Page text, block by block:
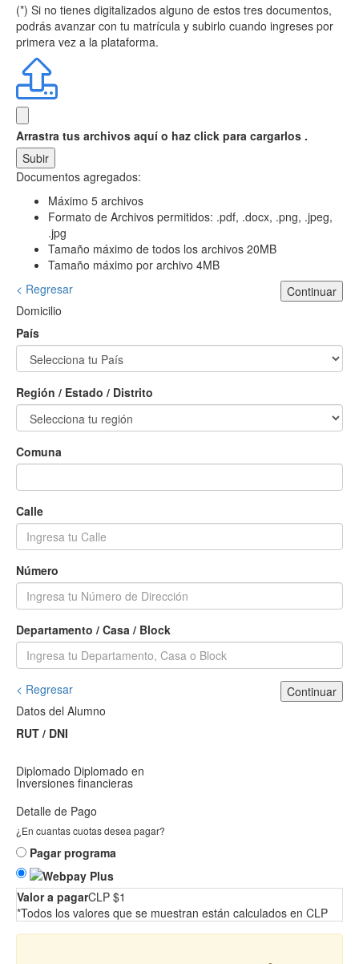
(*) Si no tienes digitalizados alguno de estos tres documentos,
podrás avanzar con tu matrícula y subirlo cuando ingreses por
primera vez a la plataforma.
Arrastra tus archivos aquí o haz click para cargarlos .
Subir
Documentos agregados:
Máximo 5 archivos
Formato de Archivos permitidos: .pdf, .docx, .png, .jpeg,
.jpg
Tamaño máximo de todos los archivos 20MB
Tamaño máximo por archivo 4MB
< Regresar
Continuar
Domicilio
País
Región / Estado / Distrito
Comuna
Calle
Número
Departamento / Casa / Block
< Regresar
Continuar
Datos del Alumno
RUT / DNI
Diplomado Diplomado en
Inversiones financieras
Detalle de Pago
¿En cuantas cuotas desea pagar?
Pagar programa
Valor a pagarCLP $1
*Todos los valores que se muestran están calculados en CLP